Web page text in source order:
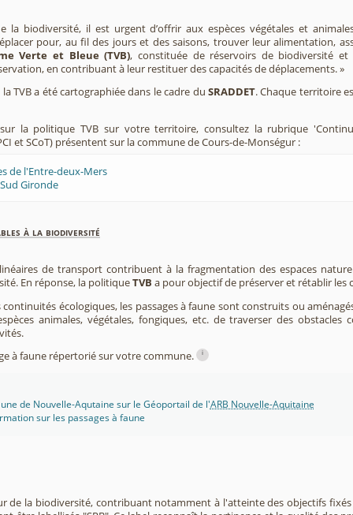
la biodiversité, il est urgent d’offrir aux espèces végétales et
pour, au fil des jours et des saisons, trouver leur alimentation,
Verte et Bleue (TVB), constituée de réservoirs de biodiversité
en contribuant à leur restituer des capacités de déplacements. »
TVB a été cartographiée dans le cadre du SRADDET. Chaque territoire
la politique TVB sur votre territoire, consultez la rubrique
et SCoT) présentent sur la commune de Cours-de-Monségur :
de l'Entre-deux-Mers
Gironde
à la biodiversité
de transport contribuent à la fragmentation des espaces
En réponse, la politiqueTVB a pour objectif de préserver et rétablir les
écologiques, les passages à faune sont construits ou
animales, végétales, fongiques, etc. de traverser des
à faune répertorié sur votre commune.
i
de Nouvelle-Aqutaine sur le Géoportail de l'ARB Nouvelle-Aquitaine
sur les passages à faune
de la biodiversité, contribuant notamment à l'atteinte des objectifs fixés